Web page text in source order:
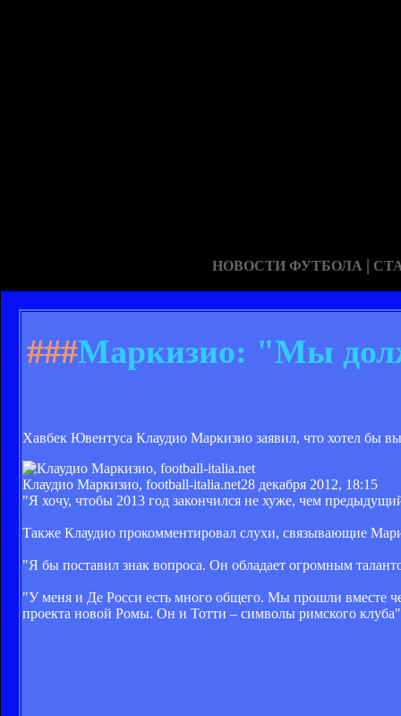
НОВОСТИ ФУТБОЛА |
###Маркизио: "Мы
Хавбек Ювентуса Клаудио Маркизио заявил, что хотел бы
Клаудио Маркизио, football-italia.net28 декабря 2012, 18:15
"Я хочу, чтобы 2013 год закончился не хуже, чем
Также Клаудио прокомментировал слухи, связывающие
"Я бы поставил знак вопроса. Он обладает огромным
"У меня и Де Росси есть много общего. Мы прошли вместе
проекта новой Ромы. Он и Тотти – символы римского